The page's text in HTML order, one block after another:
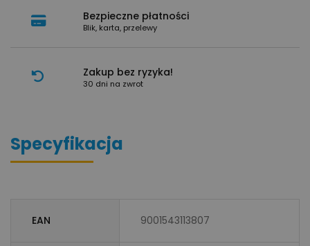
Bezpieczne płatności
Blik, karta, przelewy
Zakup bez ryzyka!
30 dni na zwrot
Specyfikacja
EAN 9001543113807